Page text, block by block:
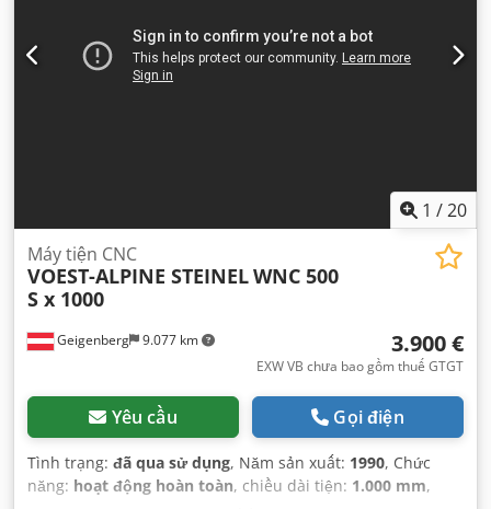
1 /20
Geigenberg 9.077 km
Máy tiện CNC
VOEST-ALPINE STEINELWNC 500
S x 1000
3.900 €
EXW VB chưa bao gồm thuế GTGT
Yêu cầu Gọi điện
Tình trạng: đã qua sử dụng, Năm sản xuất: 1990, Chức
năng: hoạt động hoàn toàn, chiều dài tiện: 1.000 mm,